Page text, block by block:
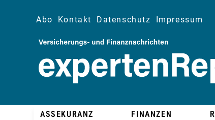
Abo Kontakt Datenschutz Impressum
ASSEKURANZ FINANZEN